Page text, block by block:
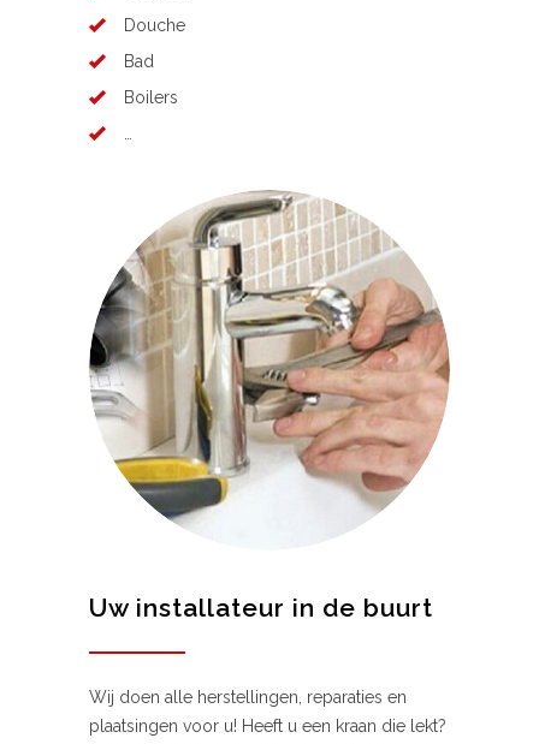
Douche
Bad
Boilers
Uw installateur in de buurt
Wij doen alle herstellingen, reparaties en
plaatsingen voor u! Heeft u een kraan die lekt?